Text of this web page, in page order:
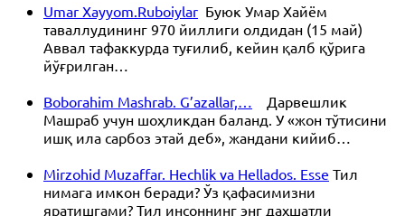
Umar Xayyom.Ruboiylar Буюк Умар Хайём
таваллудининг 970 йиллиги олдидан (15 май)
Аввал тафаккурда туғилиб, кейин қалб қўрига
йўғрилган…
Boborahim Mashrab. G’azallar,…
Дарвешлик
Машраб учун шоҳликдан баланд. У «жон тўтисини
ишқ ила сарбоз этай деб», жандани кийиб…
Mirzohid Muzaffar. Hechlik va Hellados. Esse Тил
нимага имкон беради? Ўз қафасимизни
яратишгами? Тил инсоннинг энг даҳшатли